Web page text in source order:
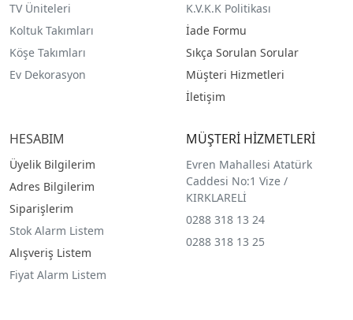
TV Üniteleri
Koltuk Takımları
Köşe Takımları
Ev Dekorasyon
K.V.K.K Politikası
İade Formu
Sıkça Sorulan Sorular
Müşteri Hizmetleri
İletişim
HESABIM
Üyelik Bilgilerim
Adres Bilgilerim
Siparişlerim
Stok Alarm Listem
Alışveriş Listem
Fiyat Alarm Listem
MÜŞTERİ HİZMETLERİ
Evren Mahallesi Atatürk
Caddesi No:1 Vize /
KIRKLARELİ
0288 318 13 24
0288 318 13 25